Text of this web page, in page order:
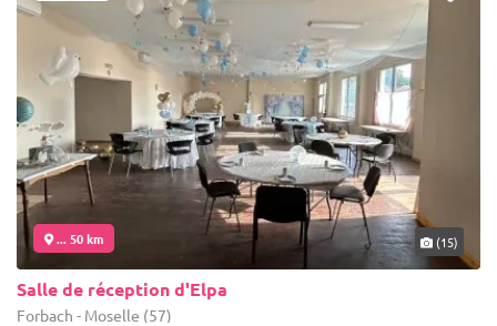
... 50 km (15)
Salle de réception d'Elpa
Forbach - Moselle (57)